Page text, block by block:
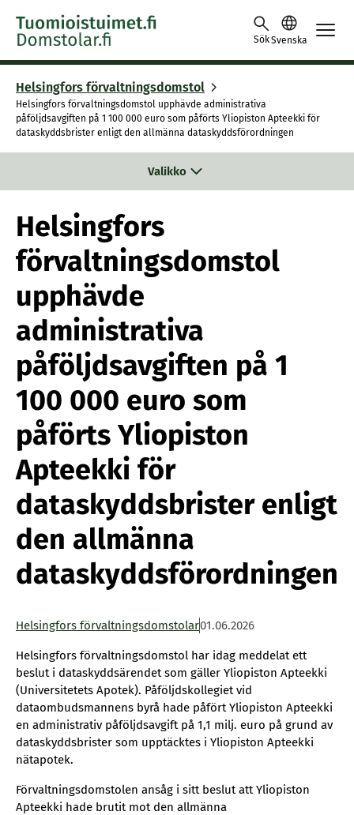
Skip to content -saavutettavuusohje
SökSvenska
Helsingfors förvaltningsdomstol
Helsingfors förvaltningsdomstol upphävde administrativa
påföljdsavgiften på 1 100 000 euro som påförts Yliopiston Apteekki för
dataskyddsbrister enligt den allmänna dataskyddsförordningen
Valikko
Helsingfors
förvaltningsdomstol
upphävde
administrativa
påföljdsavgiften på 1
100 000 euro som
påförts Yliopiston
Apteekki för
dataskyddsbrister enligt
den allmänna
dataskyddsförordningen
Helsingfors förvaltningsdomstolar01.06.2026
Helsingfors förvaltningsdomstol har idag meddelat ett
beslut i dataskyddsärendet som gäller Yliopiston Apteekki
(Universitetets Apotek). Påföljdskollegiet vid
dataombudsmannens byrå hade påfört Yliopiston Apteekki
en administrativ påföljdsavgift på 1,1 milj. euro på grund av
dataskyddsbrister som upptäcktes i Yliopiston Apteekki
nätapotek.
Förvaltningsdomstolen ansåg i sitt beslut att Yliopiston
Apteekki hade brutit mot den allmänna